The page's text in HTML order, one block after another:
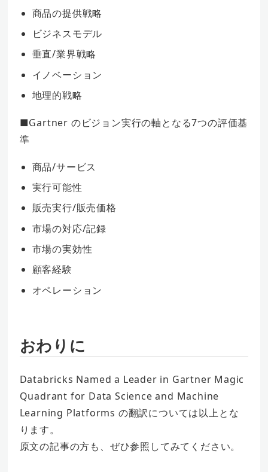
商品の提供戦略
ビジネスモデル
垂直/業界戦略
イノベーション
地理的戦略
■Gartner のビジョン実行の軸となる7つの評価基
準
商品/サービス
実行可能性
販売実行/販売価格
市場の対応/記録
市場の実効性
顧客経験
オペレーション
おわりに
Databricks Named a Leader in Gartner Magic
Quadrant for Data Science and Machine
Learning Platforms の翻訳については以上とな
ります。
原文の記事の方も、ぜひ参照してみてください。